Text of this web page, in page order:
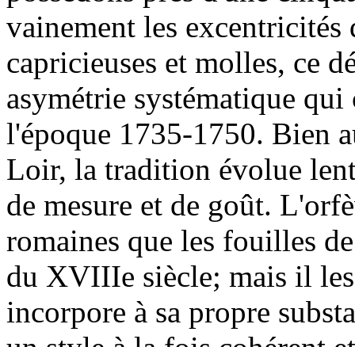
vainement les
capricieuses et molles, ce
asymétrie systématique
l'époque 1735-1750. Bien
Loir, la tradition évolue
de mesure et de goût.
romaines que les fouilles
du XVIIIe siècle; mais il
incorpore à sa propre